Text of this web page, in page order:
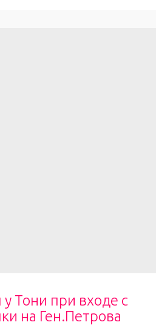
Тони при входе с
на Ген.Петрова